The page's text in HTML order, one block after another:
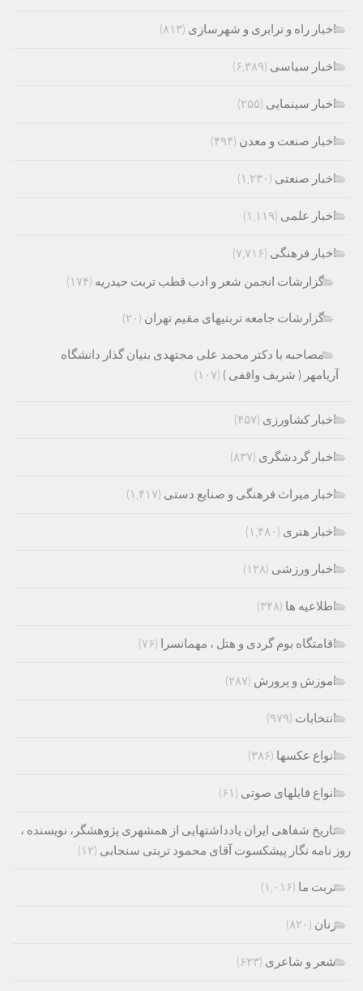
اخبار راه و ترابری و شهرسازی (۸۱۳)
اخبار سیاسی (۶,۳۸۹)
اخبار سینمایی (۲۵۵)
اخبار صنعت و معدن (۴۹۴)
اخبار صنعتی (۱,۲۳۰)
اخبار علمی (۱,۱۱۹)
اخبار فرهنگی (۷,۷۱۶)
گزارشات انجمن شعر و ادب قطب تربت حیدریه (۱۷۴)
گزارشات جامعه تربتیهای مقیم تهران (۲۰)
مصاحبه با دکتر محمد علی مجتهدی بنیان گذار دانشگاه
آریامهر ( شریف واقفی ) (۱۰۷)
اخبار کشاورزی (۴۵۷)
اخبار گردشگری (۸۳۷)
اخبار میراث فرهنگی و صنایع دستی (۱,۴۱۷)
اخبار هنری (۱,۴۸۰)
اخبار ورزشی (۱۲۸)
اطلاعیه ها (۳۴۸)
اقامتگاه بوم گردی و هتل ، مهمانسرا (۷۶)
اموزش و پرورش (۲۸۷)
انتخابات (۹۷۹)
انواع عکسها (۳۸۶)
انواع فایلهای صوتی (۶۱)
تاریخ شفاهی ایران یادداشتهایی از همشهری پژوهشگر، نویسنده ،
روز نامه نگار پیشکسوت آقای محمود تربتی سنجابی (۱۲)
تربت ما (۱,۰۱۶)
زنان (۸۲۰)
شعر و شاعری (۶۲۳)